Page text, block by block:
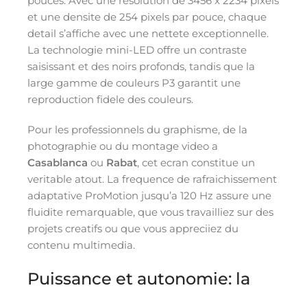
et une densite de 254 pixels par pouce, chaque
detail s’affiche avec une nettete exceptionnelle.
La technologie mini-LED offre un contraste
saisissant et des noirs profonds, tandis que la
large gamme de couleurs P3 garantit une
reproduction fidele des couleurs.
Pour les professionnels du graphisme, de la
photographie ou du montage video a
Casablanca ou Rabat, cet ecran constitue un
veritable atout. La frequence de rafraichissement
adaptative ProMotion jusqu’a 120 Hz assure une
fluidite remarquable, que vous travailliez sur des
projets creatifs ou que vous appreciiez du
contenu multimedia.
Puissance et autonomie: la